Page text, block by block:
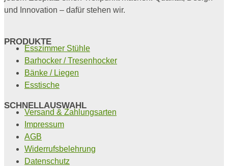
und Innovation – dafür stehen wir.
PRODUKTE
Esszimmer Stühle
Barhocker / Tresenhocker
Bänke / Liegen
Esstische
SCHNELLAUSWAHL
Versand & Zahlungsarten
Impressum
AGB
Widerrufsbelehrung
Datenschutz